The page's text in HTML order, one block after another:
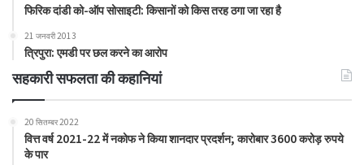
फिरिक दांडी को-ऑप सोसाइटी: किसानों को किस तरह ठगा जा रहा है
21 जनवरी 2013
त्रिपुरा: एमडी पर छल करने का आरोप
सहकारी सफलता की कहानियां
20 सितम्बर 2022
वित्त वर्ष 2021-22 में नकोफ ने किया शानदार प्रदर्शन; कारोबार 3600 करोड़ रुपये
के पार